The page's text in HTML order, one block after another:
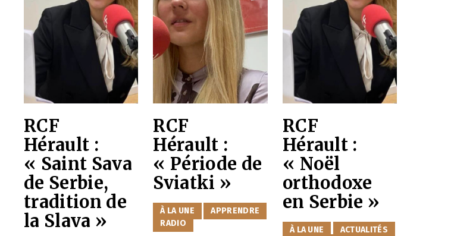
RCF
Hérault :
« Saint Sava
de Serbie,
tradition de
la Slava »
RCF
Hérault :
« Période de
Sviatki »
CATÉGORIES
À LA UNE
APPRENDRE
RADIO
RCF
Hérault :
« Noël
orthodoxe
en Serbie »
CATÉGORIES
À LA UNE
ACTUALITÉS